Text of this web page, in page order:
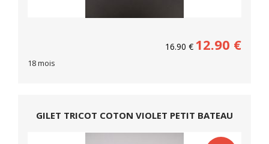
16.90 € 12.90 €
18 mois
GILET TRICOT COTON VIOLET PETIT BATEAU